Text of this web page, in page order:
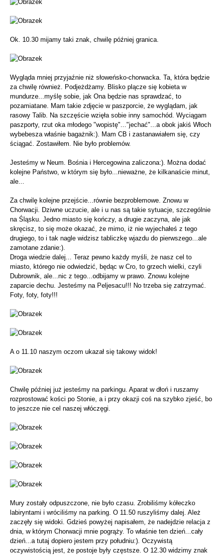
Ok. 10.30 mijamy taki znak, chwilę później granica.
Wygląda mniej przyjaźnie niż słoweńsko-chorwacka. Ta, która będzie
za chwilę również. Podjeżdżamy. Blisko plącze się kobieta w
mundurze...myślę sobie, jak Ona będzie nas sprawdzać, to
pozamiatane. Mam takie zdjęcie w paszporcie, że wyglądam, jak
rasowy Talib. Na szczęście wzięła sobie inny samochód. Wyciągam
paszporty, rzut oka młodego "wopistę"..."jechać"...a obok jakiś Włoch
wybebesza właśnie bagażnik:). Mam CB i zastanawiałem się, czy
ściągać. Zostawiłem. Nie było problemów.
Jesteśmy w Neum. Bośnia i Hercegowina zaliczona:). Można dodać
kolejne Państwo, w którym się było...nieważne, że kilkanaście minut,
ale...
Za chwilę kolejne przejście...równie bezproblemowe. Znowu w
Chorwacji. Dziwne uczucie, ale i u nas są takie sytuacje, szczególnie
na Śląsku. Jedno miasto się kończy, a drugie zaczyna, ale jak
skręcisz, to się może okazać, że mimo, iż nie wyjechałeś z tego
drugiego, to i tak nagle widzisz tabliczkę wjazdu do pierwszego...ale
zamotane zdanie:).
Droga wiedzie dalej... Teraz pewno każdy myśli, że nasz cel to
miasto, którego nie odwiedzić, będąc w Cro, to grzech wielki, czyli
Dubrownik, ale...nic z tego...odbijamy w prawo. Znowu kolejne
zaparcie dechu. Jesteśmy na Peljesacu!!! No trzeba się zatrzymać.
Foty, foty, foty!!!
A o 11.10 naszym oczom ukazał się takowy widok!
Chwilę później już jesteśmy na parkingu. Aparat w dłoń i ruszamy
rozprostować kości po Stonie, a i przy okazji coś na szybko zjeść, bo
to jeszcze nie cel naszej włóczęgi.
Mury zostały odpuszczone, nie było czasu. Zrobiliśmy kółeczko
labiryntami i wróciliśmy na parking. O 11.50 ruszyliśmy dalej. Ależ
zaczęły się widoki. Gdzieś powyżej napisałem, że nadejdzie relacja z
dnia, w którym Chorwacji mnie pogrąży. To właśnie ten dzień...cały
dzień...a tutaj dopiero jestem przy południu:). Oczywistą
oczywistością jest, że postoje były częstsze. O 12.30 widzimy znak